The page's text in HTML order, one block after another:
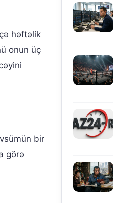
həftəlik
onun üç
bir
görə